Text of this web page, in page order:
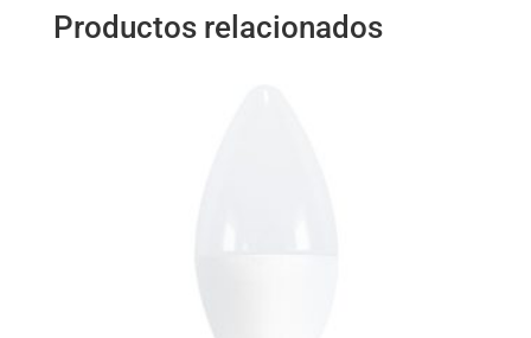
Productos relacionados